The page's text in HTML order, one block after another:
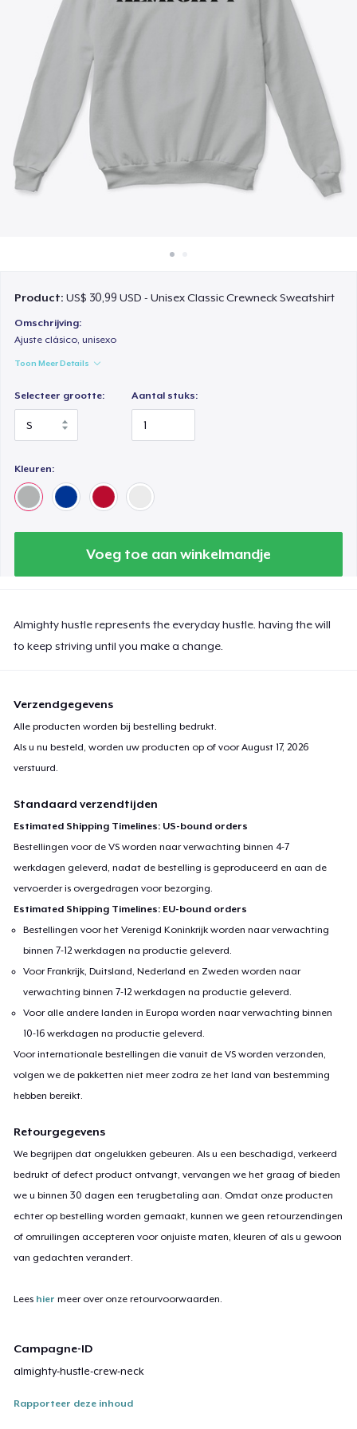
Product:US$ 30,99 USD - Unisex Classic Crewneck Sweatshirt
Omschrijving:
Ajuste clásico, unisexo
Toon Meer Details
Selecteer grootte: Aantal stuks:
Kleuren:
Voeg toe aan winkelmandje
Almighty hustle represents the everyday hustle. having the will
to keep striving until you make a change.
Verzendgegevens
Alle producten worden bij bestelling bedrukt.
Als u nu besteld, worden uw producten op of voorAugust 17, 2026
verstuurd.
Standaard verzendtijden
Estimated Shipping Timelines: US-bound orders
Bestellingen voor de VS worden naar verwachting binnen 4-7
werkdagen geleverd, nadat de bestelling is geproduceerd en aan de
vervoerder is overgedragen voor bezorging.
Estimated Shipping Timelines: EU-bound orders
Bestellingen voor het Verenigd Koninkrijk worden naar verwachting
binnen 7-12 werkdagen na productie geleverd.
Voor Frankrijk, Duitsland, Nederland en Zweden worden naar
verwachting binnen 7-12 werkdagen na productie geleverd.
Voor alle andere landen in Europa worden naar verwachting binnen
10-16 werkdagen na productie geleverd.
Voor internationale bestellingen die vanuit de VS worden verzonden,
volgen we de pakketten niet meer zodra ze het land van bestemming
hebben bereikt.
Retourgegevens
We begrijpen dat ongelukken gebeuren. Als u een beschadigd, verkeerd
bedrukt of defect product ontvangt, vervangen we het graag of bieden
we u binnen 30 dagen een terugbetaling aan. Omdat onze producten
echter op bestelling worden gemaakt, kunnen we geen retourzendingen
of omruilingen accepteren voor onjuiste maten, kleuren of als u gewoon
van gedachten verandert.
Lees hier meer over onze retourvoorwaarden.
Campagne-ID
almighty-hustle-crew-neck
Rapporteer deze inhoud